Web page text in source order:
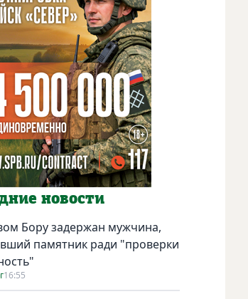
новости
Бору задержан мужчина,
памятник ради "проверки
16:55